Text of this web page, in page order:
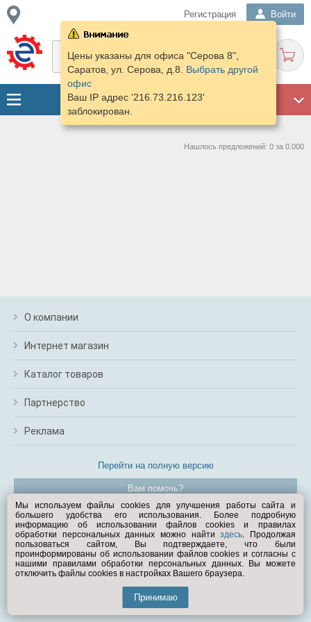
Регистрация Войти
Цены указаны для офиса "Серова 8",
Саратов, ул. Серова, д.8. Выбрать другой
офис
Ваш IP адрес '216.73.216.123'
заблокирован.
Нашлось предложений: 0 за 0.000
О компании
Интернет магазин
Каталог товаров
Партнерство
Реклама
Перейти на полную версию
Вам помочь?
© Exist.ru 1998—2026
Мы используем файлы cookies для улучшения работы сайта и
большего удобства его использования. Более подробную
информацию об использовании файлов cookies и правилах
обработки персональных данных можно найтиздесь. Продолжая
пользоваться сайтом, Вы подтверждаете, что были
проинформированы об использовании файлов cookies и согласны с
нашими правилами обработки персональных данных. Вы можете
отключить файлы cookies в настройках Вашего браузера.
Принимаю